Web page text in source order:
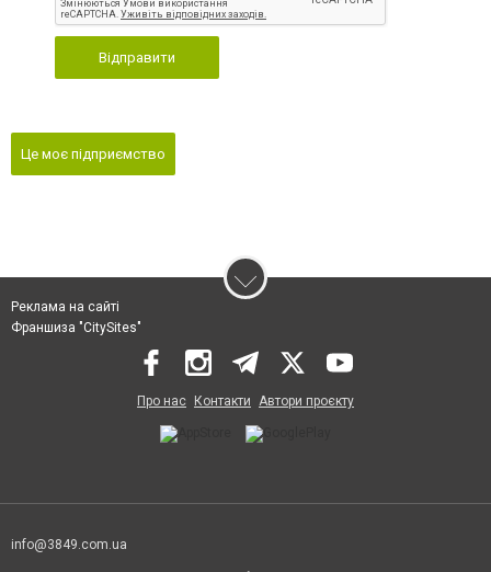
Відправити
Це моє підприємство
Реклама на сайті
Франшиза "CitySites"
Про нас Контакти Автори проєкту
info@3849.com.ua